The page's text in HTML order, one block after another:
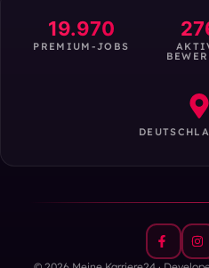
19.970
PREMIUM-JOBS